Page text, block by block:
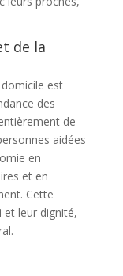
de la
domicile est
des
de
aidées
en
et en
Cette
leur dignité,